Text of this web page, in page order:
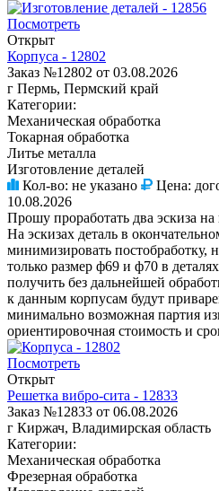
Посмотреть
Открыт
Корпуса - 12802
Заказ №12802 от 03.08.2026
г Пермь, Пермский край
Категории:
Механическая обработка
Токарная обработка
Литье металла
Изготовление деталей
Кол-во: не указано Цена:
10.08.2026
Прошу проработать два эскиза
На эскизах деталь в
минимизировать постобработку,
только размер ф69 и ф70 в
получить без дальнейшей
к данным корпусам будут
минимально возможная партия
ориентировочная стоимость и
Посмотреть
Открыт
Решетка вибро-сита - 12833
Заказ №12833 от 06.08.2026
г Киржач, Владимирская область
Категории:
Механическая обработка
Фрезерная обработка